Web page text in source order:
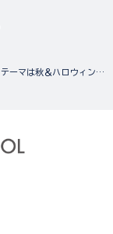
【開催終了】テーマは秋＆ハロウィン！ちゃおイラストコンテスト♪（複数の作品応募可能！）